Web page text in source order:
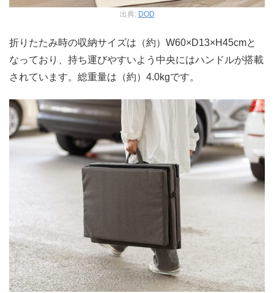
出典: DOD
折りたたみ時の収納サイズは（約）W60×D13×H45cmと
なっており、持ち運びやすいよう中央にはハンドルが搭載
されています。総重量は（約）4.0kgです。